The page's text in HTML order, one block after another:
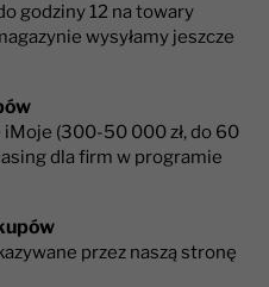
godziny 12 na towary
wysyłamy jeszcze
(300-50 000 zł, do 60
dla firm w programie
przez naszą stronę